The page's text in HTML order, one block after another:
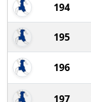
194
195
196
197